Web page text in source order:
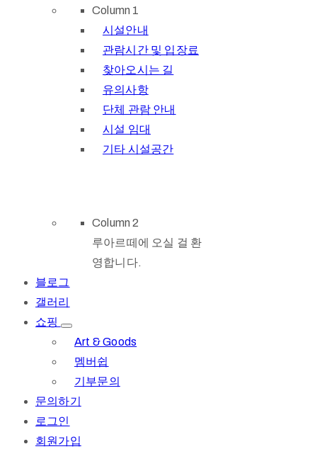
Column 1
시설안내
관람시간 및 입장료
찾아오시는 길
유의사항
단체 관람 안내
시설 임대
기타 시설공간
Column 2
루아르떼에 오실 걸 환
영합니다.
블로그
갤러리
쇼핑
Art & Goods
멤버쉽
기부문의
문의하기
로그인
회원가입